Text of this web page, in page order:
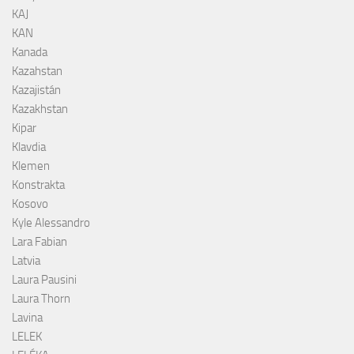
KAJ
KAN
Kanada
Kazahstan
Kazajistán
Kazakhstan
Kipar
Klavdia
Klemen
Konstrakta
Kosovo
Kyle Alessandro
Lara Fabian
Latvia
Laura Pausini
Laura Thorn
Lavina
LELEK